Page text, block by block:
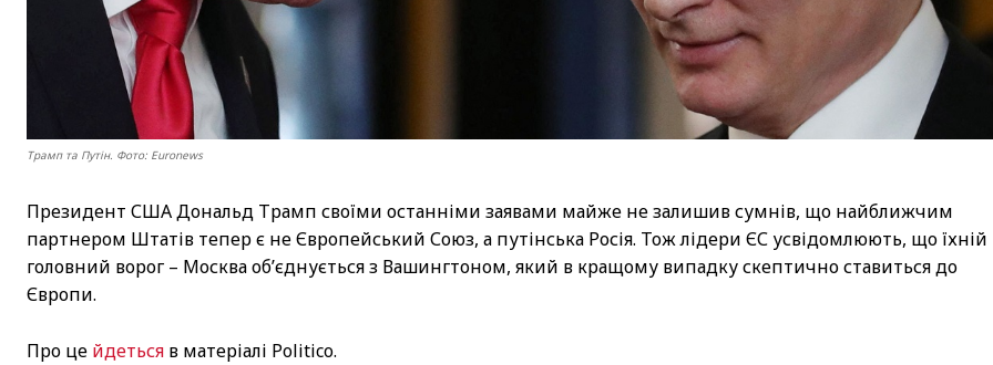
Трамп та Путін. Фото: Euronews
Президент США Дональд Трамп своїми останніми заявами майже не залишив сумнів, що найближчим
партнером Штатів тепер є не Європейський Союз, а путінська Росія. Тож лідери ЄС усвідомлюють, що їхній
головний ворог – Москва об’єднується з Вашингтоном, який в кращому випадку скептично ставиться до
Європи.
Про це йдеться в матеріалі Politico.